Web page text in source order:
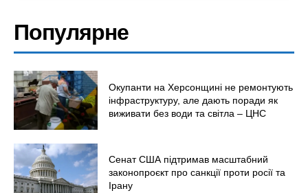
Популярне
Окупанти на Херсонщині не ремонтують
інфраструктуру, але дають поради як
виживати без води та світла – ЦНС
Сенат США підтримав масштабний
законопроєкт про санкції проти росії та
Ірану